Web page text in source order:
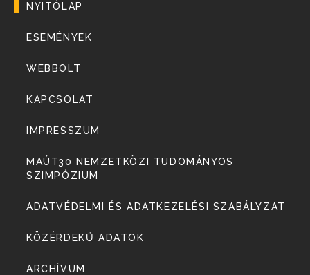
NYITÓLAP
ESEMÉNYEK
WEBBOLT
KAPCSOLAT
IMPRESSZUM
MAÚT30 NEMZETKÖZI TUDOMÁNYOS
SZIMPÓZIUM
ADATVÉDELMI ÉS ADATKEZELÉSI SZABÁLYZAT
KÖZÉRDEKŰ ADATOK
ARCHÍVUM